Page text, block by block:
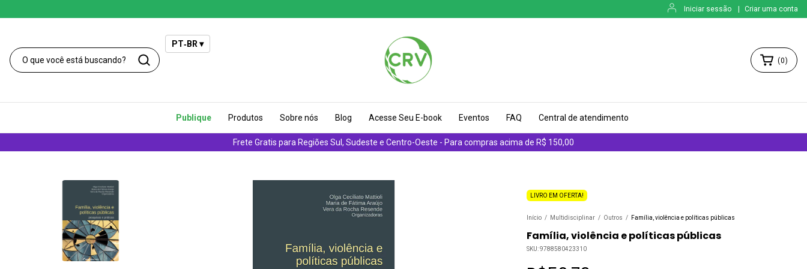
Iniciar sessão Criar uma conta
Frete Gratis para Regiões Sul, Sudeste e Centro-Oeste - Para compras acima de R$ 150,00
(0)
Publique Produtos Sobre nós Blog Acesse Seu E-book Eventos FAQ Central de atendimento
PT‑BR ▾
LIVRO EM OFERTA!
Início / Multidisciplinar / Outros / Família, violência e políticas públicas
Família, violência e políticas públicas
SKU:9788580423310